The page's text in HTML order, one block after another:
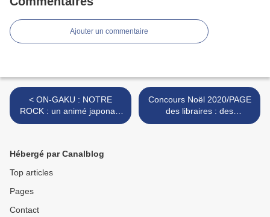
Ajouter un commentaire
< ON-GAKU : NOTRE
ROCK : un animé japonais
musical et déjanté
Concours Noël 2020/PAGE
des libraires : des
exemplaires et des goodies
Hébergé par Canalblog
Top articles
Pages
Contact